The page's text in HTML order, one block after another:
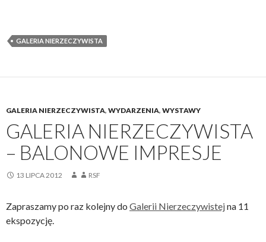
GALERIA NIERZECZYWISTA
GALERIA NIERZECZYWISTA, WYDARZENIA, WYSTAWY
GALERIA NIERZECZYWISTA
– BALONOWE IMPRESJE
13 LIPCA 2012 RSF
Zapraszamy po raz kolejny do Galerii Nierzeczywistejna 11
ekspozycję.